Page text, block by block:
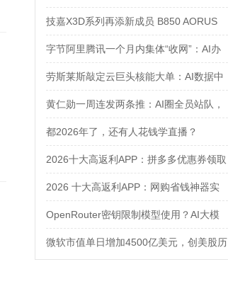
解锁自然年轻新姿态
技嘉X3D系列再添新成员 B850 AORUS
ELITE X3D主板强化性能体验
字节阿里腾讯一个月内集体“收网”：AI办
公入口争夺战正式打响
劳斯莱斯敲定云巨头核能大单：AI数据中
心太耗电，核电站都来救场了
黄仁勋一周连发两条推：AI圈全员站队，
只有Anthropic在当“孤勇者”
都2026年了，还有人花钱学直播？
2026十大高返利APP：拼多多优惠券领取
攻略
2026 十大高返利APP：网购省钱神器实
测对比
OpenRouter密钥限制模型使用？AI大模
型API中转站推荐：非线智能API让
微软市值单日增加4500亿美元，创美股历